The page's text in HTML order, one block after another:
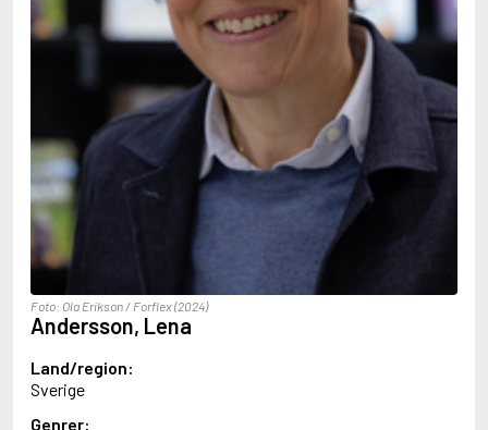
Abrahams, Peter (f. 1947)
Abrahamson, Emmy
Abulhawa, Susan
Aburas, Lone
Achebe, Chinua
Achmatova, Anna
Aciman, André
Ackebo, Lena
Acker, Kathy
Ackroyd, Peter
Adam de la Halle
Adamov, Arthur
Adams, Douglas
Adams, Herbert
Adams, Jane
Adams, Richard
Adbåge, Emma
Adbåge, Lisen
Foto: Ola Erikson / Forflex (2024)
Andersson, Lena
Land/region:
Sverige
Genrer: